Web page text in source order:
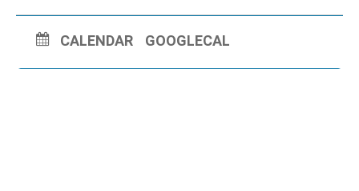
CALENDAR GOOGLECAL